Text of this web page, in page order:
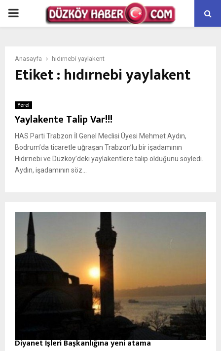
PRIMARY
Anasayfa hıdırnebi yaylakent
Etiket : hıdırnebi yaylakent
Yerel
Yaylakente Talip Var!!!
HAS Parti Trabzon İl Genel Meclisi Üyesi Mehmet Aydın,
Bodrum’da ticaretle uğraşan Trabzon’lu bir işadamının
Hıdırnebi ve Düzköy’deki yaylakentlere talip olduğunu söyledi.
Aydın, işadamının söz...
Diyanet İşleri Başkanlığına yeni atama